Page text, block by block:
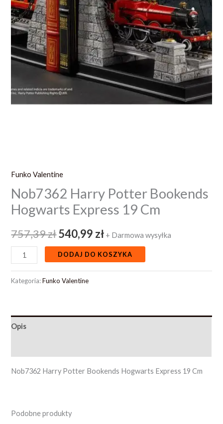
Funko Valentine
Nob7362 Harry Potter Bookends
Hogwarts Express 19 Cm
757,39zł540,99 zł + Darmowa wysyłka
DODAJ DO KOSZYKA
Kategoria:Funko Valentine
Opis
Nob7362 Harry Potter Bookends Hogwarts Express 19 Cm
Podobne produkty